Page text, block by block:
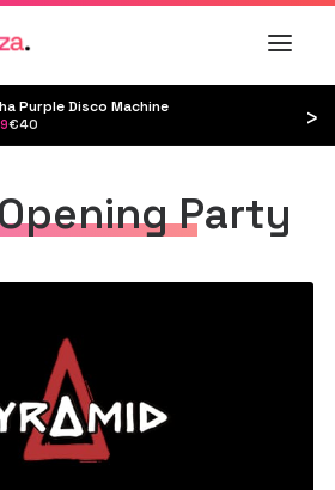
Purple Disco Machine
·€40 ›
Party